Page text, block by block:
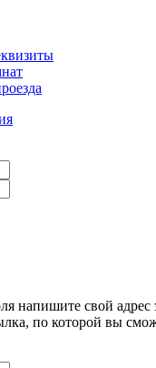
напишите свой адрес
по которой вы